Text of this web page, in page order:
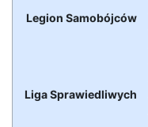
Legion Samobójców
Liga Sprawiedliwych